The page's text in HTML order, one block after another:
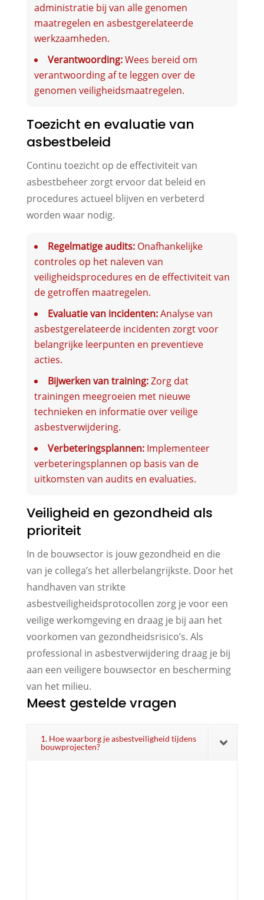
administratie bij van alle genomen
maatregelen en asbestgerelateerde
werkzaamheden.
Verantwoording:Wees bereid om
verantwoording af te leggen over de
genomen veiligheidsmaatregelen.
Toezicht en evaluatie van
asbestbeleid
Continu toezicht op de effectiviteit van
asbestbeheer zorgt ervoor dat beleid en
procedures actueel blijven en verbeterd
worden waar nodig.
Regelmatige audits:Onafhankelijke
controles op het naleven van
veiligheidsprocedures en de effectiviteit van
de getroffen maatregelen.
Evaluatie van incidenten:Analyse van
asbestgerelateerde incidenten zorgt voor
belangrijke leerpunten en preventieve
acties.
Bijwerken van training:Zorg dat
trainingen meegroeien met nieuwe
technieken en informatie over veilige
asbestverwijdering.
Verbeteringsplannen:Implementeer
verbeteringsplannen op basis van de
uitkomsten van audits en evaluaties.
Veiligheid en gezondheid als
prioriteit
In de bouwsector is jouw gezondheid en die
van je collega’s het allerbelangrijkste. Door het
handhaven van strikte
asbestveiligheidsprotocollen zorg je voor een
veilige werkomgeving en draag je bij aan het
voorkomen van gezondheidsrisico’s. Als
professional in asbestverwijdering draag je bij
aan een veiligere bouwsector en bescherming
van het milieu.
Meest gestelde vragen
1. Hoe waarborg je asbestveiligheid tijdens
bouwprojecten?